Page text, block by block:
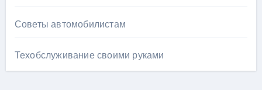
Советы автомобилистам
Техобслуживание своими руками